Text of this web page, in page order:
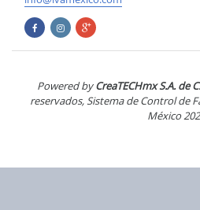
Powered byCreaTECHmx S.A. de
reservados, Sistema de Control de
México